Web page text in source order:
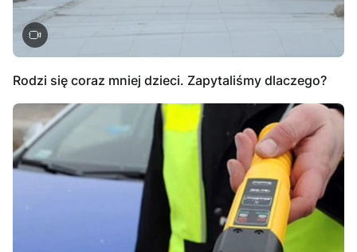
Rodzi się coraz mniej dzieci. Zapytaliśmy dlaczego?